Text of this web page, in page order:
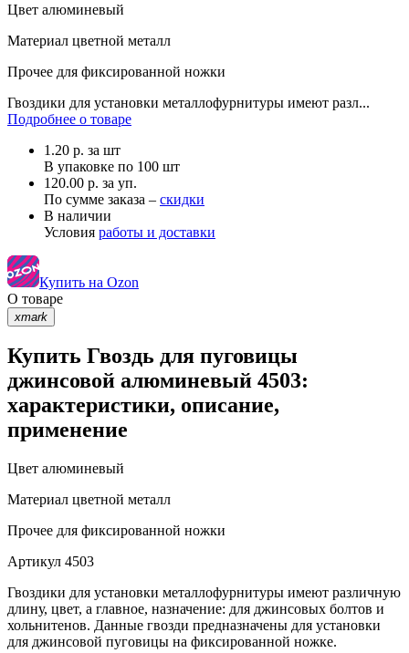
Цвет алюминевый
Материал цветной металл
Прочее для фиксированной ножки
Гвоздики для установки металлофурнитуры имеют разл...
Подробнее о товаре
1.20 р. за шт
В упаковке по 100 шт
120.00 р. за уп.
По сумме заказа – скидки
В наличии
Условия работы и доставки
Купить на Ozon
О товаре
xmark
Купить Гвоздь для пуговицы
джинсовой алюминевый 4503:
характеристики, описание,
применение
Цвет алюминевый
Материал цветной металл
Прочее для фиксированной ножки
Артикул 4503
Гвоздики для установки металлофурнитуры имеют различную
длину, цвет, а главное, назначение: для джинсовых болтов и
хольнитенов. Данные гвозди предназначены для установки
для джинсовой пуговицы на фиксированной ножке.